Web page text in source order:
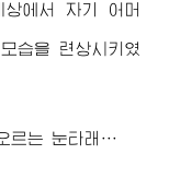
에서 자기 어머
습을 련상시키였
르는 눈타래…